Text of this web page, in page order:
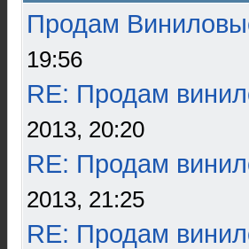
Продам
19:56
RE: Продам
2013, 20:20
RE: Продам
2013, 21:25
RE: Продам